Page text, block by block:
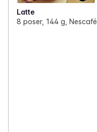
Latte
8 poser, 144 g, Nescafé